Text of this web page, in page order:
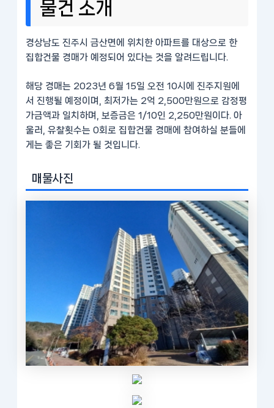
물건 소개
경상남도 진주시 금산면에 위치한 아파트를 대상으로 한
집합건물 경매가 예정되어 있다는 것을 알려드립니다.
해당 경매는 2023년 6월 15일 오전 10시에 진주지원에
서 진행될 예정이며, 최저가는 2억 2,500만원으로 감정평
가금액과 일치하며, 보증금은 1/10인 2,250만원이다. 아
울러, 유찰횟수는 0회로 집합건물 경매에 참여하실 분들에
게는 좋은 기회가 될 것입니다.
매물사진